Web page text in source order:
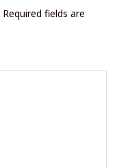
Required fields are